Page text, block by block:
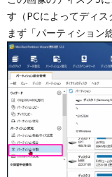
す（PCによってディス
まず「パーティション